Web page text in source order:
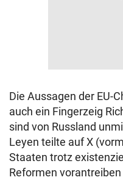
Die Aussagen der EU-
auch ein Fingerzeig
sind von Russland
Leyen teilte auf X
Staaten trotz
Reformen